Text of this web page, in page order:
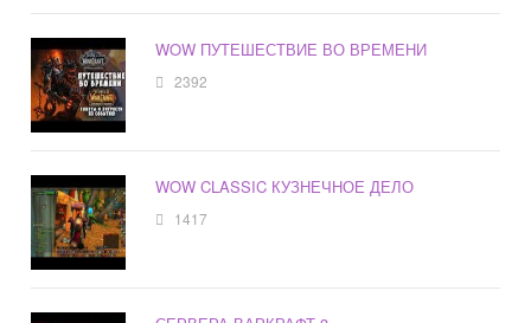
WOW ПУТЕШЕСТВИЕ ВО ВРЕМЕНИ
2392
WOW CLASSIC КУЗНЕЧНОЕ ДЕЛО
1417